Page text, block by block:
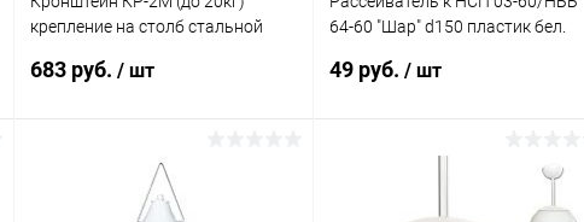
крепление на столб стальной
683 руб. / шт
В корзину
64-60 "Шар" d150 пластик бел.
49 руб. / шт